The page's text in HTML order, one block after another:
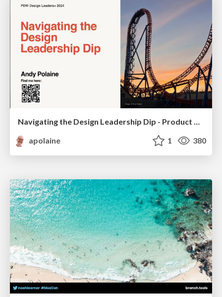
Navigating the Design Leadership Dip - Product Design Week Design Leaders+ Conference 2024
apolaine
1 380